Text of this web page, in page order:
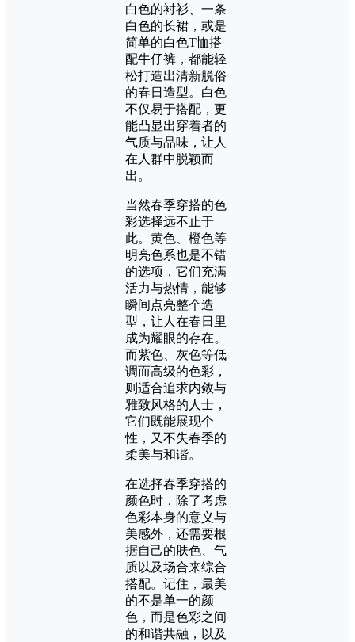
白色的衬衫、一条
白色的长裙，或是
简单的白色T恤搭
配牛仔裤，都能轻
松打造出清新脱俗
的春日造型。白色
不仅易于搭配，更
能凸显出穿着者的
气质与品味，让人
在人群中脱颖而
出。
当然春季穿搭的色
彩选择远不止于
此。黄色、橙色等
明亮色系也是不错
的选项，它们充满
活力与热情，能够
瞬间点亮整个造
型，让人在春日里
成为耀眼的存在。
而紫色、灰色等低
调而高级的色彩，
则适合追求内敛与
雅致风格的人士，
它们既能展现个
性，又不失春季的
柔美与和谐。
在选择春季穿搭的
颜色时，除了考虑
色彩本身的意义与
美感外，还需要根
据自己的肤色、气
质以及场合来综合
搭配。记住，最美
的不是单一的颜
色，而是色彩之间
的和谐共融，以及